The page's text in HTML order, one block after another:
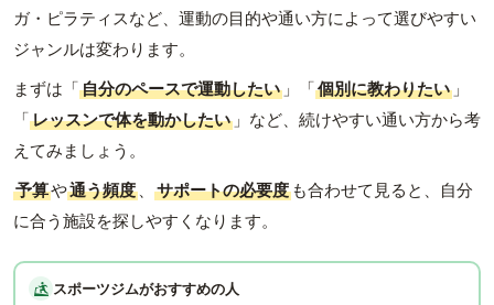
ガ・ピラティスなど、運動の目的や通い方によって選びやすい
ジャンルは変わります。
まずは「自分のペースで運動したい 」「個別に教わりたい 」
「レッスンで体を動かしたい 」など、続けやすい通い方から考
えてみましょう。
予算や通う頻度 、 サポートの必要度 も合わせて見ると、自分
に合う施設を探しやすくなります。
スポーツジムがおすすめの人